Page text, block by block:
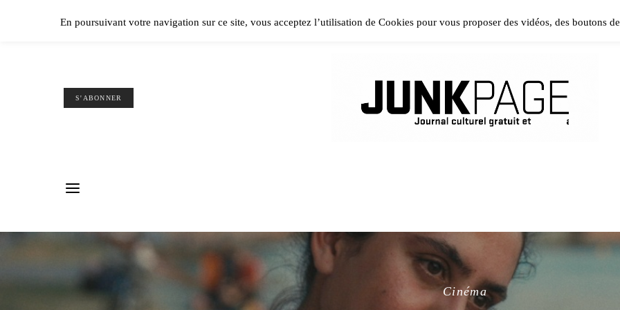
Please install and activate Powerkit plugin from Appearance →
S'ABONNER
Cinéma
En poursuivant votre navigation sur ce site, vous acceptez l’utilisation de Cookies pour vous proposer des vidéos, des boutons